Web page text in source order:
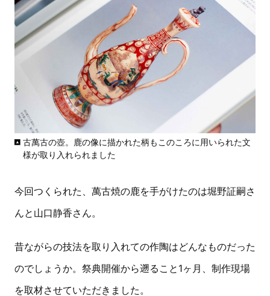
古萬古の壺。鹿の像に描かれた柄もこのころに用いられた文
様が取り入れられました
今回つくられた、萬古焼の鹿を手がけたのは堀野証嗣さ
んと山口静香さん。
昔ながらの技法を取り入れての作陶はどんなものだった
のでしょうか。祭典開催から遡ること1ヶ月、制作現場
を取材させていただきました。